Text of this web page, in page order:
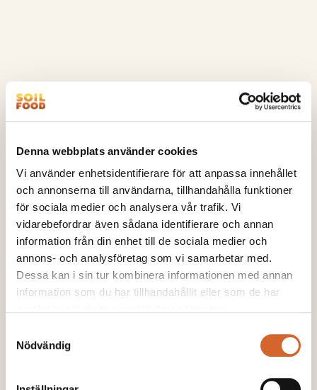
Denna webbplats använder cookies
Vi använder enhetsidentifierare för att anpassa innehållet
och annonserna till användarna, tillhandahålla funktioner
för sociala medier och analysera vår trafik. Vi
vidarebefordrar även sådana identifierare och annan
information från din enhet till de sociala medier och
annons- och analysföretag som vi samarbetar med.
Dessa kan i sin tur kombinera informationen med annan
information som du har tillhandahållit eller som de har
Nödvändig
Fyll i formuläret, så kontaktar vi dig
Namn *
Företag *